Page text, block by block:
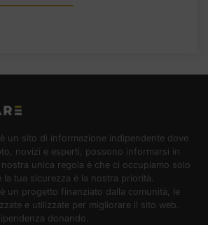
un sito di informazione indipendente dove
novizi e esperti, possono informarsi in
unica regola è che ci occupiamo solo
tua sicurezza è la nostra priorità.
un progetto finanziato dalla comunità, le
e utilizzate per migliorare il sito web.
donando.